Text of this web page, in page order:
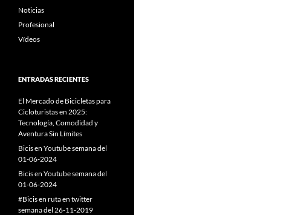
Noticias
Profesional
Vídeos
ENTRADAS RECIENTES
El Mercado de Bicicletas para
Cicloturistas en 2025:
Tecnología, Comodidad y
Aventura Sin Límites
Bicis en Youtube semana del
01-06-2024
Bicis en Youtube semana del
01-06-2024
#Bicis en ruta en twitter
semana del 26-11-2019